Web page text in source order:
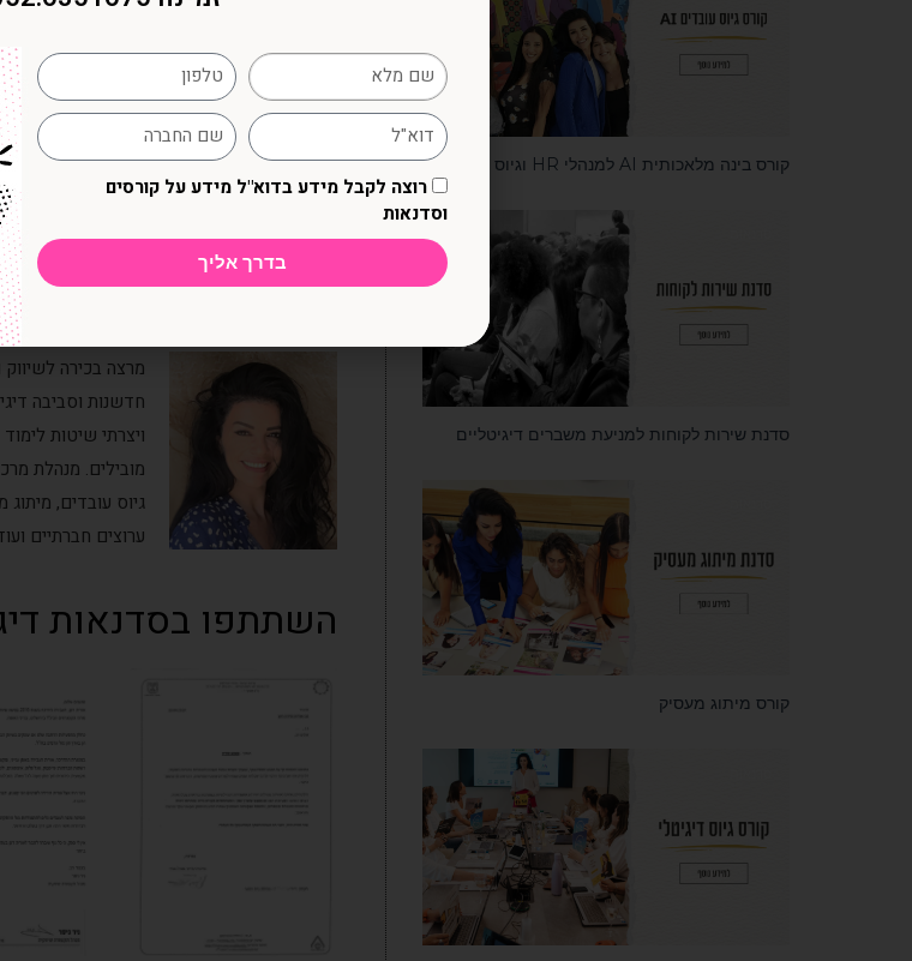
לאילו מחלקות
הלקוחות?
ניהול משברים הינו נושא הקשור לכל
כל עובד/ת חייבים לדעת איזה משקל עצום יש
באמצעות מספר פעולות פשוטות היה ניתן למנוע
אודות המרצה אורית
מרצה בכירה
ויצרתי שיטות
מובילים. מנהלת
גיוס עובדים,
ערוצים חברתיים
השתתפו בסדנאות
קורס בינה מלאכותית AI למנהלי HR וגיוס
סדנת שירות לקוחות למניעת משברים דיגיטליים
קורס מיתוג מעסיק
רוצה לקבל מידע בדוא"ל מידע על קורסים
וסדנאות
בדרך אליך